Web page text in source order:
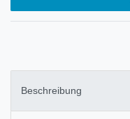
Beschreibung